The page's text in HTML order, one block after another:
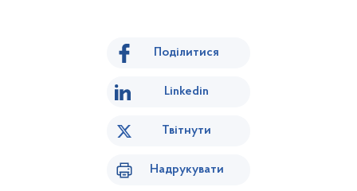
Поділитися
Linkedin
Твітнути
Надрукувати